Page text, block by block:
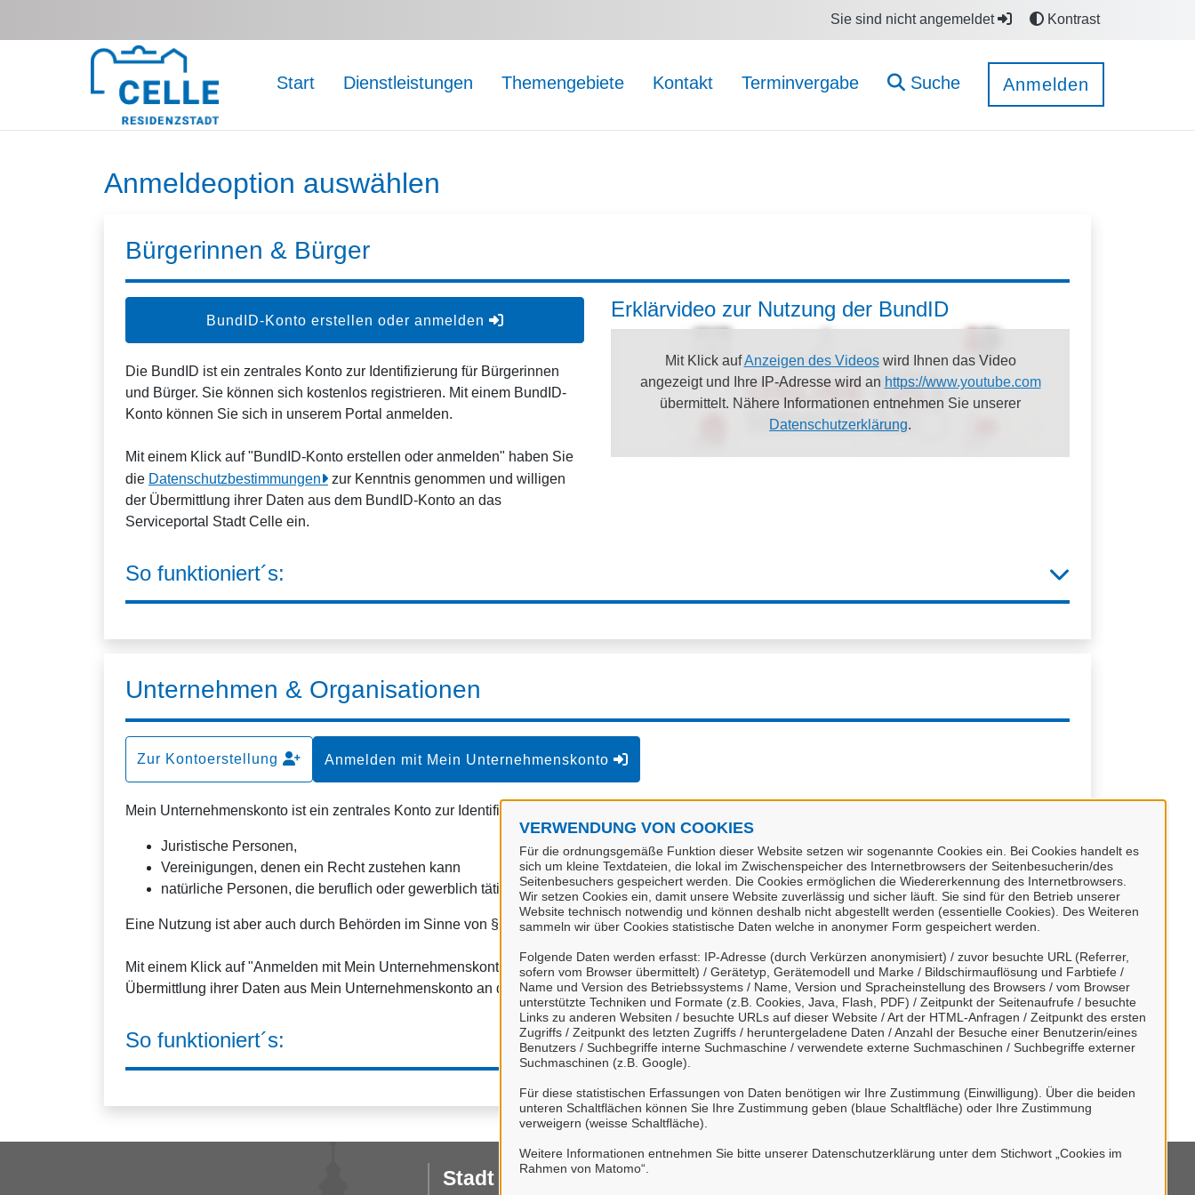
VERWENDUNG VON COOKIES
Für die ordnungsgemäße Funktion dieser Website setzen wir sogenannte Cookies ein. Bei Cookies handelt es
sich um kleine Textdateien, die lokal im Zwischenspeicher des Internetbrowsers der Seitenbesucherin/des
Seitenbesuchers gespeichert werden. Die Cookies ermöglichen die Wiedererkennung des Internetbrowsers.
Wir setzen Cookies ein, damit unsere Website zuverlässig und sicher läuft. Sie sind für den Betrieb unserer
Website technisch notwendig und können deshalb nicht abgestellt werden (essentielle Cookies). Des Weiteren
sammeln wir über Cookies statistische Daten welche in anonymer Form gespeichert werden.
Folgende Daten werden erfasst: IP-Adresse (durch Verkürzen anonymisiert) / zuvor besuchte URL (Referrer,
sofern vom Browser übermittelt) / Gerätetyp, Gerätemodell und Marke / Bildschirmauflösung und Farbtiefe /
Name und Version des Betriebssystems / Name, Version und Spracheinstellung des Browsers / vom Browser
unterstützte Techniken und Formate (z.B. Cookies, Java, Flash, PDF) / Zeitpunkt der Seitenaufrufe / besuchte
Links zu anderen Websiten / besuchte URLs auf dieser Website / Art der HTML-Anfragen / Zeitpunkt des ersten
Zugriffs / Zeitpunkt des letzten Zugriffs / heruntergeladene Daten / Anzahl der Besuche einer Benutzerin/eines
Benutzers / Suchbegriffe interne Suchmaschine / verwendete externe Suchmaschinen / Suchbegriffe externer
Suchmaschinen (z.B. Google).
Für diese statistischen Erfassungen von Daten benötigen wir Ihre Zustimmung (Einwilligung). Über die beiden
unteren Schaltflächen können Sie Ihre Zustimmung geben (blaue Schaltfläche) oder Ihre Zustimmung
verweigern (weisse Schaltfläche).
Weitere Informationen entnehmen Sie bitte unserer Datenschutzerklärung unter dem Stichwort „Cookies im
Rahmen von Matomo“.
Sie sind nicht angemeldet Kontrast
Start Dienstleistungen Themengebiete Kontakt Terminvergabe Suche Anmelden
Anmeldeoption auswählen
Bürgerinnen & Bürger
BundID-Konto erstellen oder anmelden
Die BundID ist ein zentrales Konto zur Identifizierung für Bürgerinnen
und Bürger. Sie können sich kostenlos registrieren. Mit einem BundID-
Konto können Sie sich in unserem Portal anmelden.
Mit einem Klick auf "BundID-Konto erstellen oder anmelden" haben Sie
die Datenschutzbestimmungen
zur Kenntnis genommen und willigen
der Übermittlung ihrer Daten aus dem BundID-Konto an das
Serviceportal Stadt Celle ein.
Erklärvideo zur Nutzung der BundID
Mit Klick aufAnzeigen des Videoswird Ihnen das Video
angezeigt und Ihre IP-Adresse wird an https://www.youtube.com
übermittelt. Nähere Informationen entnehmen Sie unserer
Datenschutzerklärung.
So funktioniert´s:
Unternehmen & Organisationen
Anmelden mit Mein Unternehmenskonto
Zur Kontoerstellung
Mein Unternehmenskonto ist ein zentrales Konto zur Identifizierung von Organisationen, insbesondere:
Juristische Personen,
Vereinigungen, denen ein Recht zustehen kann
natürliche Personen, die beruflich oder gewerblich tätig sind.
Eine Nutzung ist aber auch durch Behörden im Sinne von § 1 Abs. 4 Verwaltungsverfahrensgesetz (VwVfG) möglich.
Mit einem Klick auf "Anmelden mit Mein Unternehmenskonto" haben Sie dieDatenschutzbestimmungenzur Kenntnis genommen und willigen der
Übermittlung ihrer Daten aus Mein Unternehmenskonto an das Serviceportal Stadt Celle ein.
So funktioniert´s:
Stadt Celle